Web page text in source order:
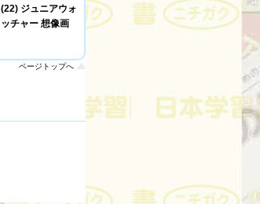
(22) ジュニアウォ
ッチャー 想像画
ページトップへ